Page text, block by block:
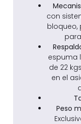
con
bloqueo,
espuma
de 22
en el
Peso